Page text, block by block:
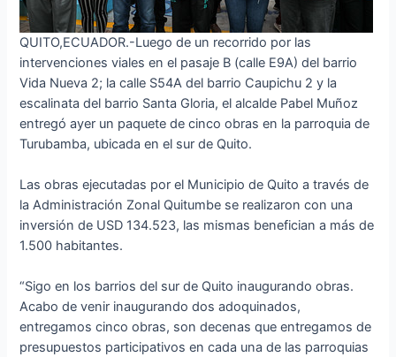
QUITO,ECUADOR.-Luego de un recorrido por las
intervenciones viales en el pasaje B (calle E9A) del barrio
Vida Nueva 2; la calle S54A del barrio Caupichu 2 y la
escalinata del barrio Santa Gloria, el alcalde Pabel Muñoz
entregó ayer un paquete de cinco obras en la parroquia de
Turubamba, ubicada en el sur de Quito.
Las obras ejecutadas por el Municipio de Quito a través de
la Administración Zonal Quitumbe se realizaron con una
inversión de USD 134.523, las mismas benefician a más de
1.500 habitantes.
“Sigo en los barrios del sur de Quito inaugurando obras.
Acabo de venir inaugurando dos adoquinados,
entregamos cinco obras, son decenas que entregamos de
presupuestos participativos en cada una de las parroquias